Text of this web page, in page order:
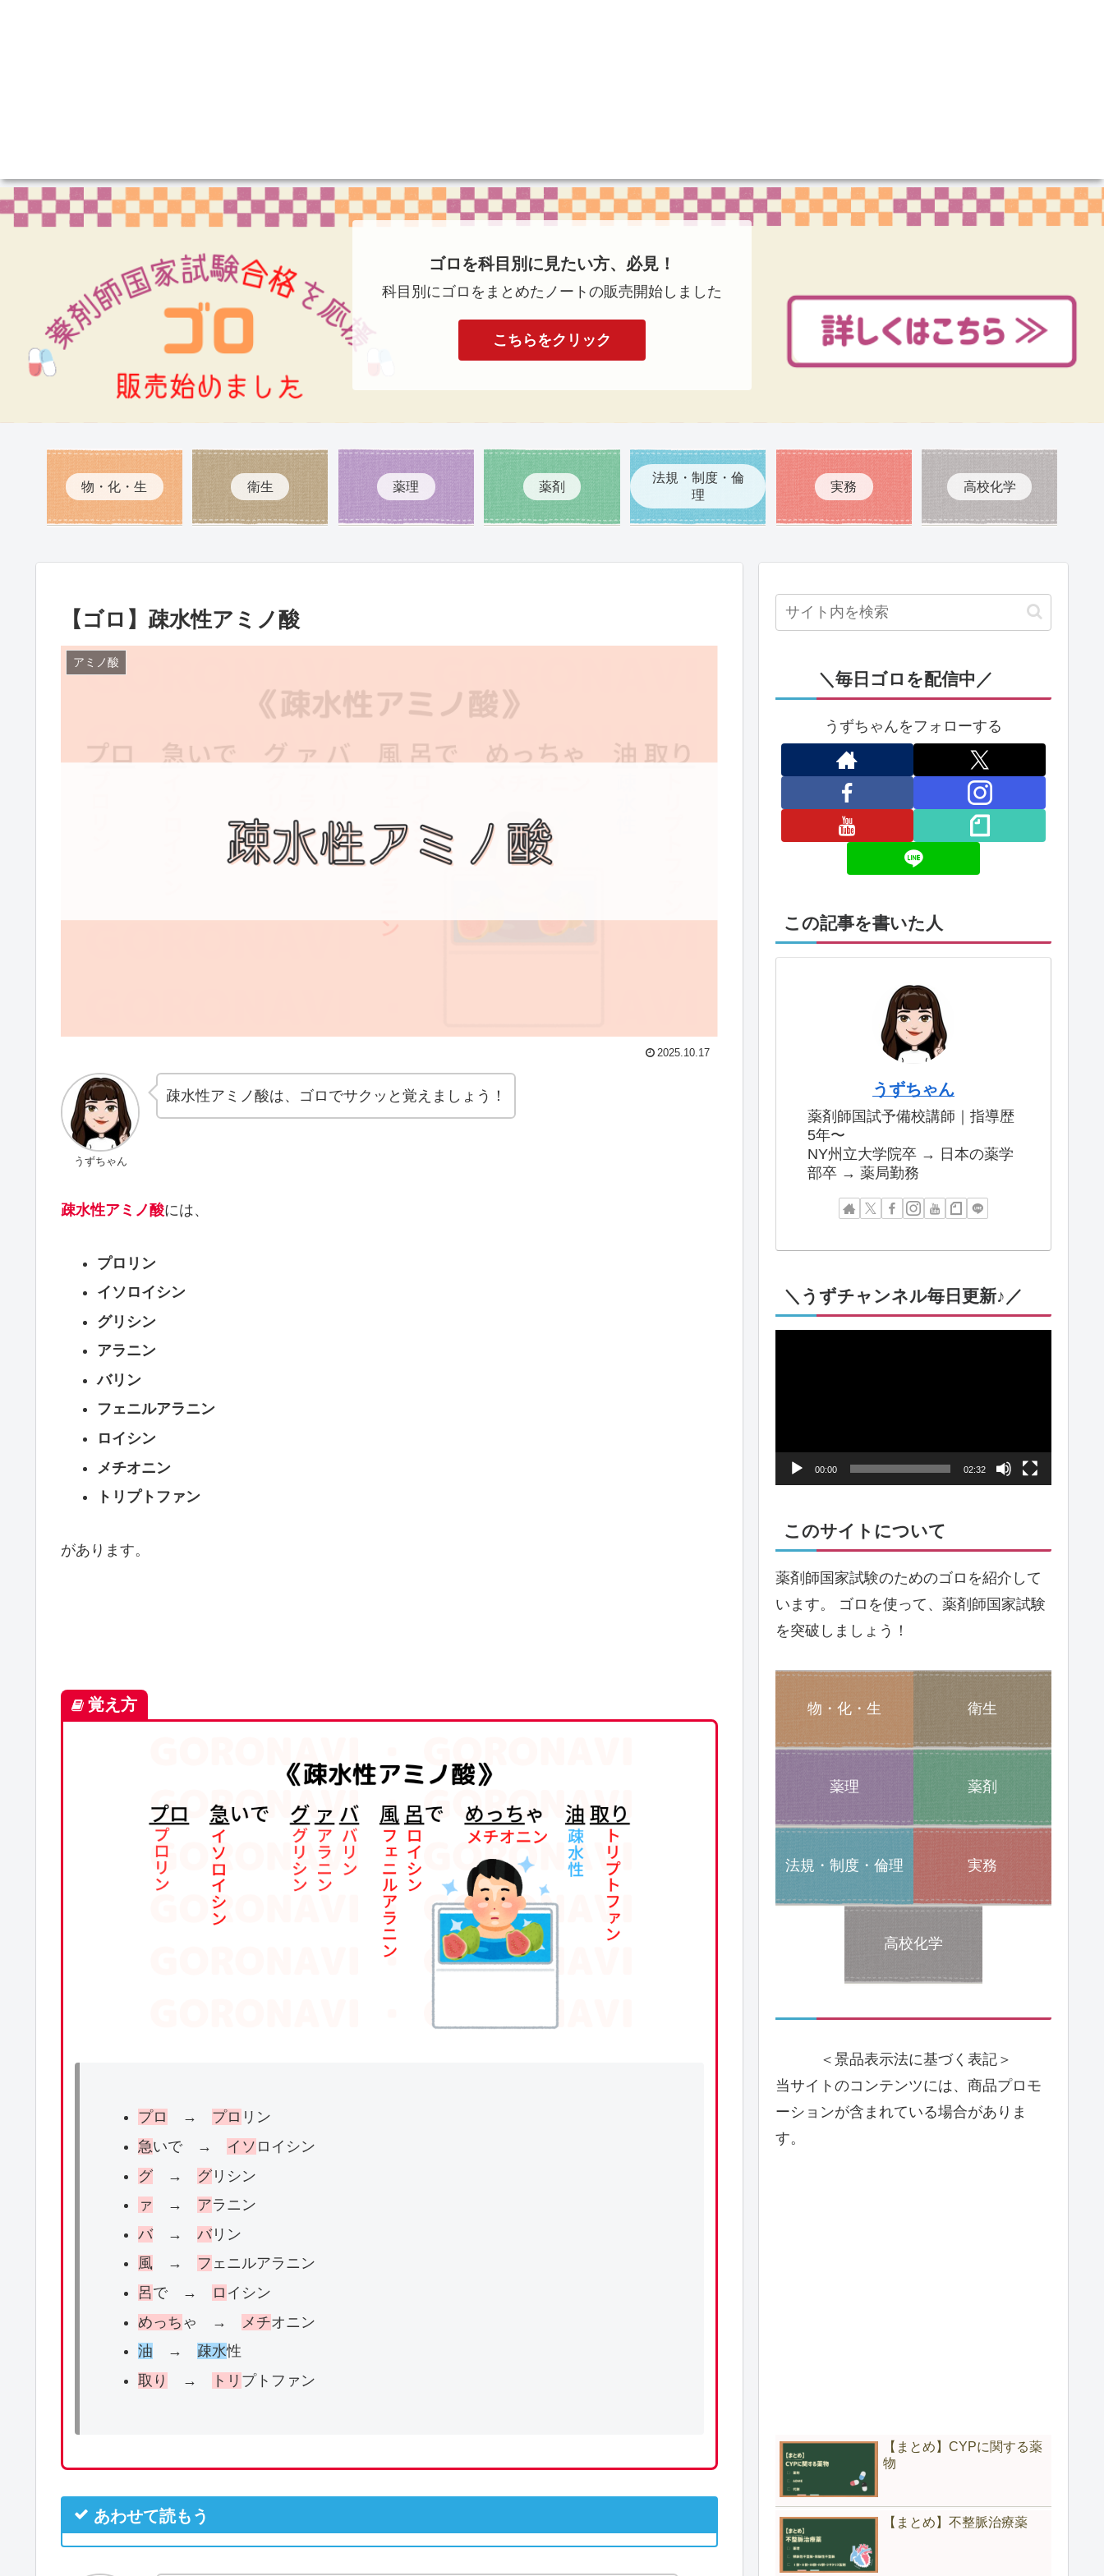
ゴロを科目別に見たい方、必見！
科目別にゴロをまとめたノートの販売開始しました
こちらをクリック
物・化・生 衛生 薬理 薬剤
法規・制度・倫
理
実務 高校化学
【ゴロ】疎水性アミノ酸
アミノ酸
2025.10.17
うずちゃん
疎水性アミノ酸は、ゴロでサクッと覚えましょう！
疎水性アミノ酸には、
プロリン
イソロイシン
グリシン
アラニン
バリン
フェニルアラニン
ロイシン
メチオニン
トリプトファン
があります。
覚え方
プロ → プロ リン
急いで → イソ ロイシン
グ→ グリシン
ァ → アラニン
バ→ バリン
風→ フ ェニルアラニン
呂で → ロ イシン
めっち ゃ → メチオニン
油 → 疎水性
取り
→ トリ プトファン
あわせて読もう
＼毎日ゴロを配信中／
うずちゃんをフォローする
この記事を書いた人
うずちゃん
薬剤師国試予備校講師｜指導歴
5年〜
NY州立大学院卒 → 日本の薬学
部卒 → 薬局勤務
＼うずチャンネル毎日更新♪／
00:00 02:32
このサイトについて
薬剤師国家試験のためのゴロを紹介して
います。 ゴロを使って、薬剤師国家試験
を突破しましょう！
物・化・生 衛生
薬理 薬剤
法規・制度・倫理 実務
高校化学
＜景品表示法に基づく表記＞
当サイトのコンテンツには、商品プロモ
ーションが含まれている場合がありま
す。
【まとめ】CYPに関する薬
物
【まとめ】不整脈治療薬